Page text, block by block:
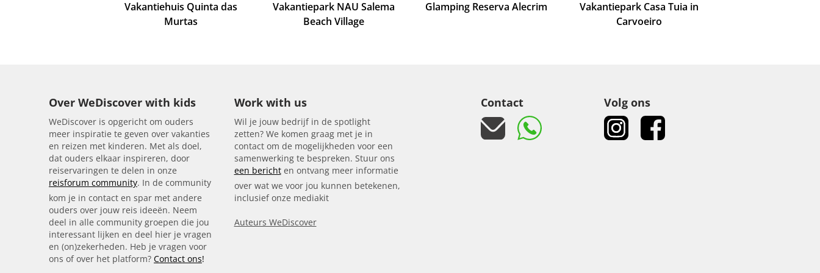
Vakantiehuis Quinta das
Murtas
Vakantiepark NAU Salema
Beach Village
Glamping Reserva Alecrim
Vakantiepark Casa Tuia in
Carvoeiro
Over WeDiscover with kids
WeDiscover is opgericht om ouders
meer inspiratie te geven over vakanties
en reizen met kinderen. Met als doel,
dat ouders elkaar inspireren, door
reiservaringen te delen in onze
reisforum community. In de community
kom je in contact en spar met andere
ouders over jouw reis ideeën. Neem
deel in alle community groepen die jou
interessant lijken en deel hier je vragen
en (on)zekerheden. Heb je vragen voor
ons of over het platform? Contact ons!
Work with us
Wil je jouw bedrijf in de spotlight
zetten? We komen graag met je in
contact om de mogelijkheden voor een
samenwerking te bespreken. Stuur ons
een berichten ontvang meer informatie
over wat we voor jou kunnen betekenen,
inclusief onze mediakit
Auteurs WeDiscover
Contact Volg ons